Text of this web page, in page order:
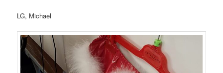
LG, Michael